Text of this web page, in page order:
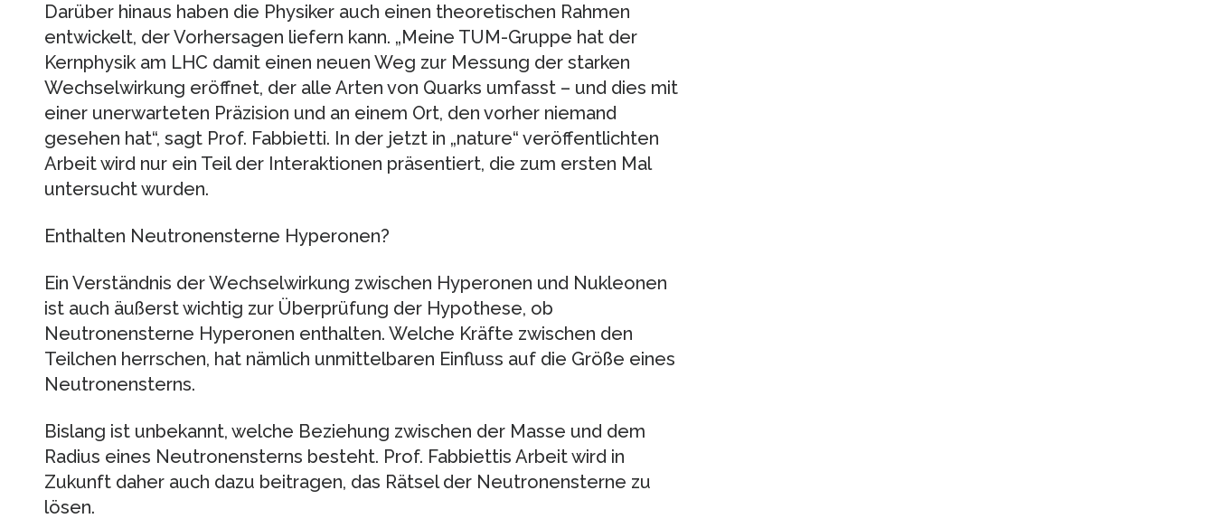
Darüber hinaus haben die Physiker auch einen theoretischen Rahmen
entwickelt, der Vorhersagen liefern kann. „Meine TUM-Gruppe hat der
Kernphysik am LHC damit einen neuen Weg zur Messung der starken
Wechselwirkung eröffnet, der alle Arten von Quarks umfasst – und dies mit
einer unerwarteten Präzision und an einem Ort, den vorher niemand
gesehen hat“, sagt Prof. Fabbietti. In der jetzt in „nature“ veröffentlichten
Arbeit wird nur ein Teil der Interaktionen präsentiert, die zum ersten Mal
untersucht wurden.
Enthalten Neutronensterne Hyperonen?
Ein Verständnis der Wechselwirkung zwischen Hyperonen und Nukleonen
ist auch äußerst wichtig zur Überprüfung der Hypothese, ob
Neutronensterne Hyperonen enthalten. Welche Kräfte zwischen den
Teilchen herrschen, hat nämlich unmittelbaren Einfluss auf die Größe eines
Neutronensterns.
Bislang ist unbekannt, welche Beziehung zwischen der Masse und dem
Radius eines Neutronensterns besteht. Prof. Fabbiettis Arbeit wird in
Zukunft daher auch dazu beitragen, das Rätsel der Neutronensterne zu
lösen.